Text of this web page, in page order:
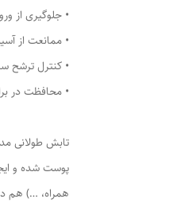
• جلوگیری از
• ممانعت از
• کنترل ترشح
• محافظت در
پوست شده و
همراه، …) هم